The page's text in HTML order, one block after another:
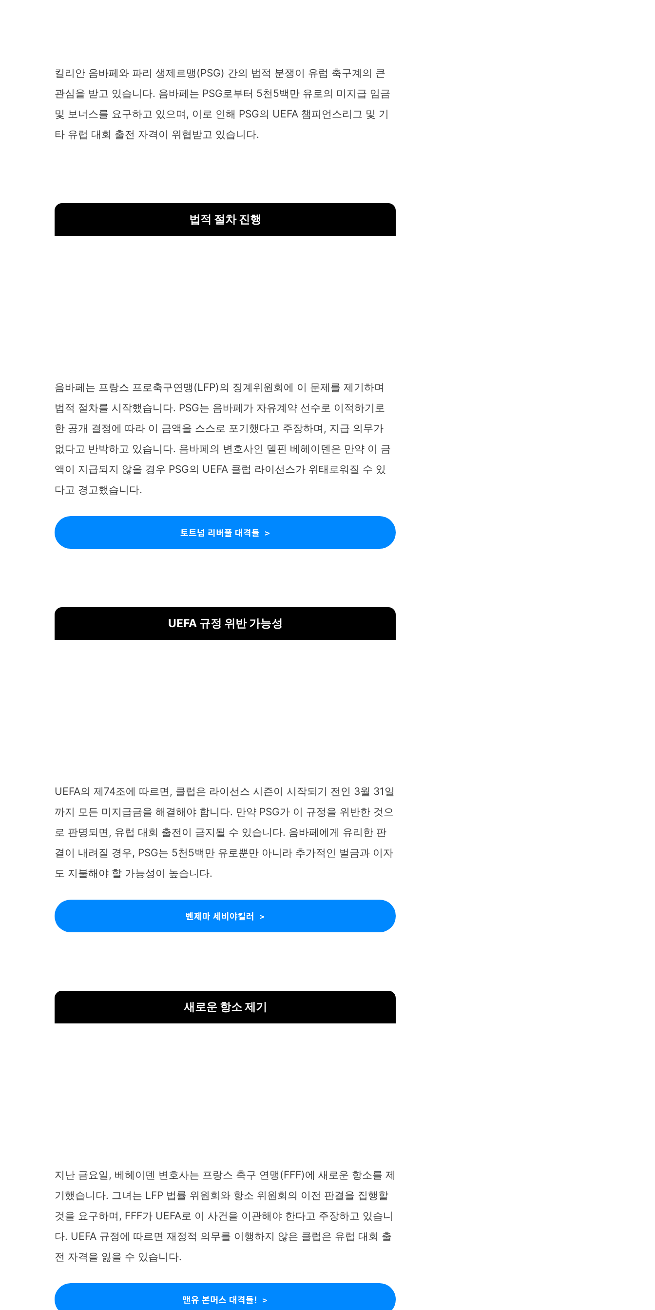
킬리안 음바페와 파리 생제르맹(PSG) 간의 법적 분쟁이 유럽 축구계의 큰
관심을 받고 있습니다. 음바페는 PSG로부터 5천5백만 유로의 미지급 임금
및 보너스를 요구하고 있으며, 이로 인해 PSG의 UEFA 챔피언스리그 및 기
타 유럽 대회 출전 자격이 위협받고 있습니다.
법적 절차 진행
음바페는 프랑스 프로축구연맹(LFP)의 징계위원회에 이 문제를 제기하며
법적 절차를 시작했습니다. PSG는 음바페가 자유계약 선수로 이적하기로
한 공개 결정에 따라 이 금액을 스스로 포기했다고 주장하며, 지급 의무가
없다고 반박하고 있습니다. 음바페의 변호사인 델핀 베헤이덴은 만약 이 금
액이 지급되지 않을 경우 PSG의 UEFA 클럽 라이선스가 위태로워질 수 있
다고 경고했습니다.
토트넘 리버풀 대격돌
UEFA 규정 위반 가능성
UEFA의 제74조에 따르면, 클럽은 라이선스 시즌이 시작되기 전인 3월 31일
까지 모든 미지급금을 해결해야 합니다. 만약 PSG가 이 규정을 위반한 것으
로 판명되면, 유럽 대회 출전이 금지될 수 있습니다. 음바페에게 유리한 판
결이 내려질 경우, PSG는 5천5백만 유로뿐만 아니라 추가적인 벌금과 이자
도 지불해야 할 가능성이 높습니다.
벤제마 세비야킬러
새로운 항소 제기
지난 금요일, 베헤이덴 변호사는 프랑스 축구 연맹(FFF)에 새로운 항소를 제
기했습니다. 그녀는 LFP 법률 위원회와 항소 위원회의 이전 판결을 집행할
것을 요구하며, FFF가 UEFA로 이 사건을 이관해야 한다고 주장하고 있습니
다. UEFA 규정에 따르면 재정적 의무를 이행하지 않은 클럽은 유럽 대회 출
전 자격을 잃을 수 있습니다.
맨유 본머스 대격돌!